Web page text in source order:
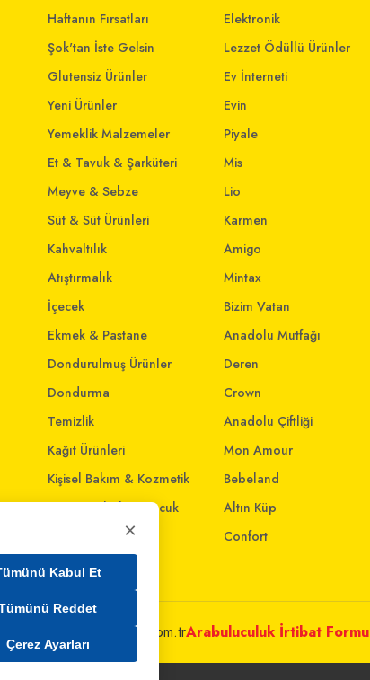
Haftanın Fırsatları
Şok'tan İste Gelsin
Glutensiz Ürünler
Yeni Ürünler
Yemeklik Malzemeler
Et & Tavuk & Şarküteri
Meyve & Sebze
Süt & Süt Ürünleri
Kahvaltılık
Atıştırmalık
İçecek
Ekmek & Pastane
Dondurulmuş Ürünler
Dondurma
Temizlik
Kağıt Ürünleri
Kişisel Bakım & Kozmetik
Anne - Bebek & Çocuk
Ev & Yaşam
Elektronik
Lezzet Ödüllü Ürünler
Ev İnterneti
Evin
Piyale
Mis
Lio
Karmen
Amigo
Mintax
Bizim Vatan
Anadolu Mutfağı
Deren
Crown
Anadolu Çiftliği
Mon Amour
Bebeland
Altın Küp
Confort
Arabuluculuk İrtibat Formu
×
Kabul Et
Reddet
Çerez Ayarları